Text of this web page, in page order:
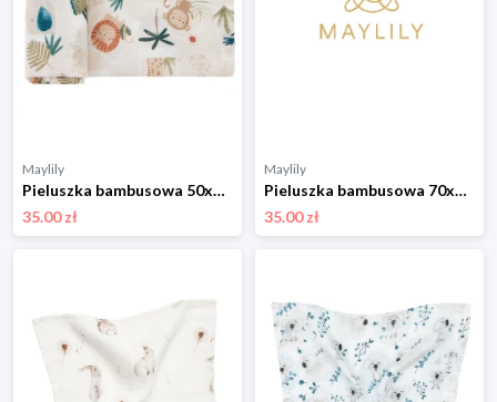
Maylily
Pieluszka bambusowa 50x50 - Fotosafari - OUTLET
35.00 zł
Maylily
Pieluszka bambusowa 70x70 - Rozkwitajki - OUTLET
35.00 zł